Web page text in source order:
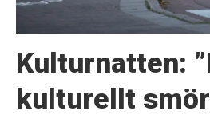
Kulturnatten:
kulturellt